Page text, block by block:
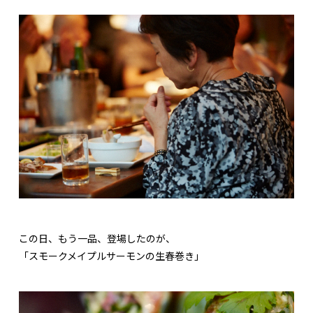
この日、もう一品、登場したのが、
「スモークメイプルサーモンの生春巻き」